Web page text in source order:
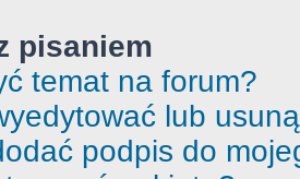
pisaniem
temat na forum?
lub
podpis do